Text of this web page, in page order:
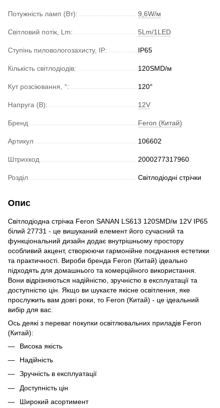
Потужність ламп (Вт): 9,6W/м
Світловий потік, Lm: 5Lm/1LED
Ступінь пиловологозахисту, IP: IP65
Кількість світлодіодів: 120SMD/м
Кут розсіювання, °: 120°
Напруга (В): 12V
Бренд Feron (Китай)
Артикул 106602
Штрихкод 2000277317960
Розділ Світлодіодні стрічки
Опис
Світлодіодна стрічка Feron SANAN LS613 120SMD/м 12V IP65
білий 27731 - це вишуканий елемент його сучасний та
функціональний дизайн додає внутрішньому простору
особливий акцент, створюючи гармонійне поєднання естетики
та практичності. Вироби бренда Feron (Китай) ідеально
підходять для домашнього та комерційного використання.
Вони відрізняються надійністю, зручністю в експлуатації та
доступністю цін. Якщо ви шукаєте якісне освітлення, яке
прослужить вам довгі роки, то Feron (Китай) - це ідеальний
вибір для вас.
Ось деякі з переваг покупки освітлювальних приладів Feron
(Китай):
Висока якість
Надійність
Зручність в експлуатації
Доступність цін
Широкий асортимент